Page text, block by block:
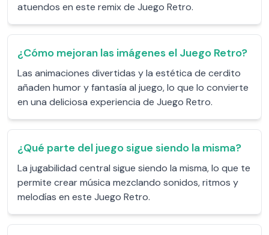
atuendos en este remix de Juego Retro.
¿Cómo mejoran las imágenes el Juego Retro?
Las animaciones divertidas y la estética de cerdito
añaden humor y fantasía al juego, lo que lo convierte
en una deliciosa experiencia de Juego Retro.
¿Qué parte del juego sigue siendo la misma?
La jugabilidad central sigue siendo la misma, lo que te
permite crear música mezclando sonidos, ritmos y
melodías en este Juego Retro.